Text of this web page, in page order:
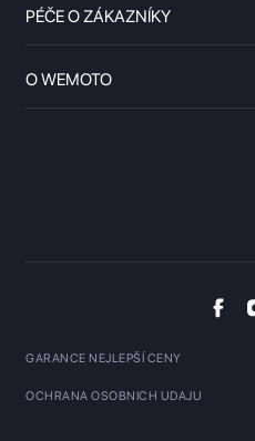
PÉČE O ZÁKAZNÍKY
O WEMOTO
GARANCE NEJLEPŠÍ CENY
OCHRANA OSOBNICH UDAJU